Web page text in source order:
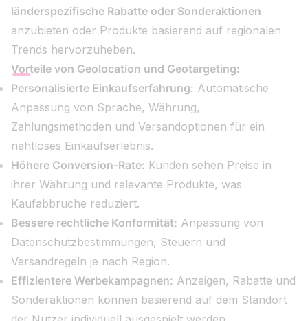
länderspezifische Rabatte oder Sonderaktionen
anzubieten oder Produkte basierend auf regionalen
Trends hervorzuheben.
Vorteile von Geolocation und Geotargeting:
Personalisierte Einkaufserfahrung: Automatische
Anpassung von Sprache, Währung,
Zahlungsmethoden und Versandoptionen für ein
nahtloses Einkaufserlebnis.
Höhere Conversion-Rate: Kunden sehen Preise in
ihrer Währung und relevante Produkte, was
Kaufabbrüche reduziert.
Bessere rechtliche Konformität: Anpassung von
Datenschutzbestimmungen, Steuern und
Versandregeln je nach Region.
Effizientere Werbekampagnen: Anzeigen, Rabatte und
Sonderaktionen können basierend auf dem Standort